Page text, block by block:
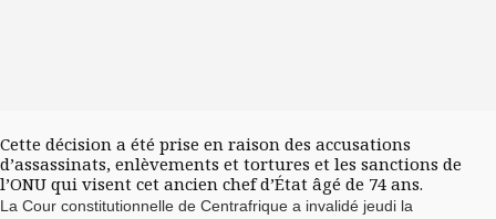
Cette décision a été prise en raison des accusations
d’assassinats, enlèvements et tortures et les sanctions de
l’ONU qui visent cet ancien chef d’État âgé de 74 ans.
La Cour constitutionnelle de Centrafrique a invalidé jeudi la